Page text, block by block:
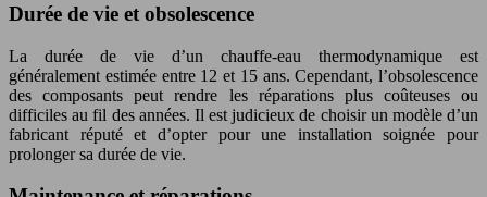
Durée de vie et obsolescence
La durée de vie d’un chauffe-eau thermodynamique est
généralement estimée entre 12 et 15 ans. Cependant, l’obsolescence
des composants peut rendre les réparations plus coûteuses ou
difficiles au fil des années. Il est judicieux de choisir un modèle d’un
fabricant réputé et d’opter pour une installation soignée pour
prolonger sa durée de vie.